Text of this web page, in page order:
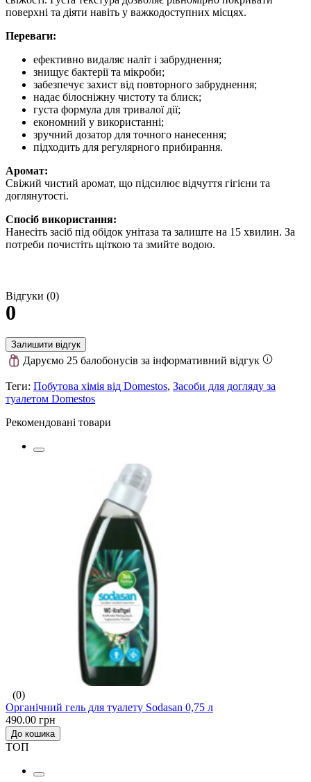
поверхні та діяти навіть у важкодоступних місцях.
Переваги:
ефективно видаляє наліт і забруднення;
знищує бактерії та мікроби;
забезпечує захист від повторного забруднення;
надає білосніжну чистоту та блиск;
густа формула для тривалої дії;
економний у використанні;
зручний дозатор для точного нанесення;
підходить для регулярного прибирання.
Аромат:
Свіжий чистий аромат, що підсилює відчуття гігієни та
доглянутості.
Спосіб використання:
Нанесіть засіб під обідок унітаза та залиште на 15 хвилин. За
потреби почистіть щіткою та змийте водою.
Відгуки (0)
0
Залишити відгук
Даруємо 25 балобонусів за інформативний відгук
Теги: Побутова хімія від Domestos, Засоби для догляду за
туалетом Domestos
Рекомендовані товари
(0)
Органічний гель для туалету Sodasan 0,75 л
490.00 грн
До кошика
ТОП